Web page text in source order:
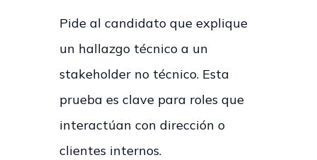
Pide al candidato que explique
un hallazgo técnico a un
stakeholder no técnico. Esta
prueba es clave para roles que
interactúan con dirección o
clientes internos.